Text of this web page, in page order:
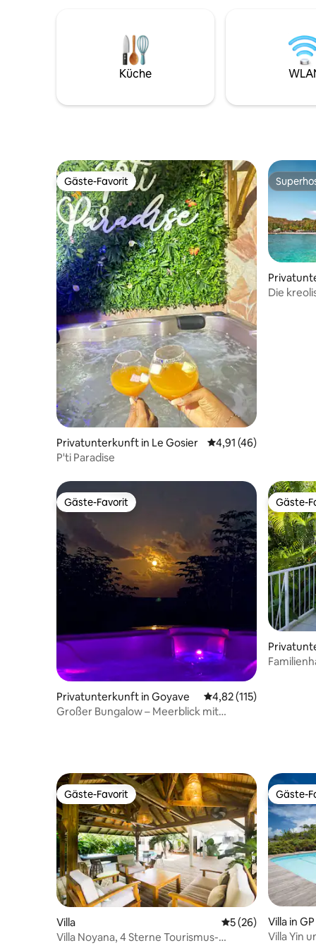
gelegen, um Guadeloupe zu besuchen,
in der Nähe des Strandes von La
Caravelle. Exklusive Parkplätze und
Küche
Gäste-Favorit
Gäste-Favorit
Privatunterkunft in Le Gosier Durchschnittliche
4,91 (46)
P'ti Paradise
Die
Gäste-Favorit
Gäste-Favorit
Privatunterkunft in Goyave Durchschnittliche
4,82 (115)
Großer Bungalow – Meerblick mit
Gäste-
Gäste-
Gäste-Favorit
Gäste-Favorit
Villa Durchschnittliche
5 (26)
Villa Noyana, 4 Sterne Tourismus-
Gäste-
Gäste-
Villa in GP
Villa Yin